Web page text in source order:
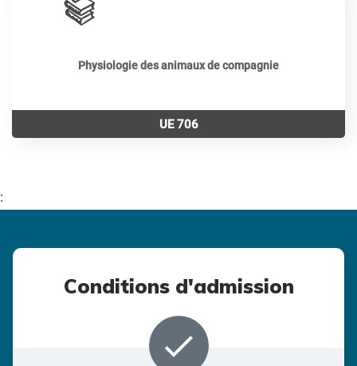
Physiologie des animaux de compagnie
UE 706
:
done
Conditions d'admission